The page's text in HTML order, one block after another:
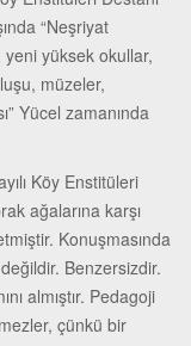
“Neşriyat
yüksek okullar,
müzeler,
Yücel zamanında
Köy Enstitüleri
ağalarına karşı
Konuşmasında
Benzersizdir.
almıştır. Pedagoji
çünkü bir